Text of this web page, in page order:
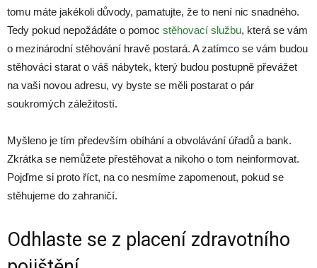
tomu máte jakékoli důvody, pamatujte, že to není nic snadného.
Tedy pokud nepožádáte o pomoc stěhovací službu, která se vám
o mezinárodní stěhování hravě postará. A zatímco se vám budou
stěhováci starat o váš nábytek, který budou postupně převážet
na vaši novou adresu, vy byste se měli postarat o pár
soukromých záležitostí.
Myšleno je tím především obíhání a obvolávání úřadů a bank.
Zkrátka se nemůžete přestěhovat a nikoho o tom neinformovat.
Pojďme si proto říct, na co nesmíme zapomenout, pokud se
stěhujeme do zahraničí.
Odhlaste se z placení zdravotního